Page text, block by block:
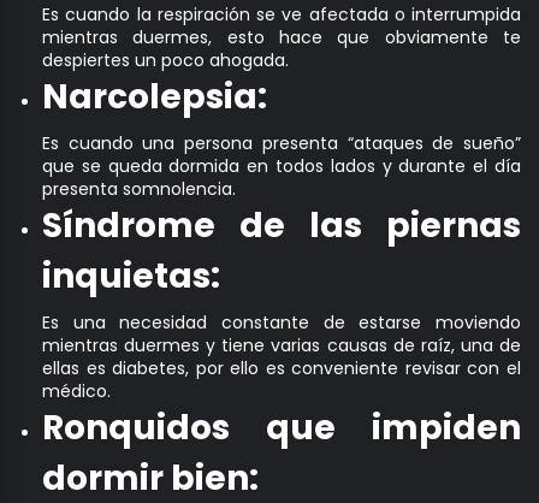
Es cuando la respiración se ve afectada o interrumpida
mientras duermes, esto hace que obviamente te
despiertes un poco ahogada.
Narcolepsia:
Es cuando una persona presenta “ataques de sueño”
que se queda dormida en todos lados y durante el día
presenta somnolencia.
Síndrome de las piernas
inquietas:
Es una necesidad constante de estarse moviendo
mientras duermes y tiene varias causas de raíz, una de
ellas es diabetes, por ello es conveniente revisar con el
médico.
Ronquidos que impiden
dormir bien: